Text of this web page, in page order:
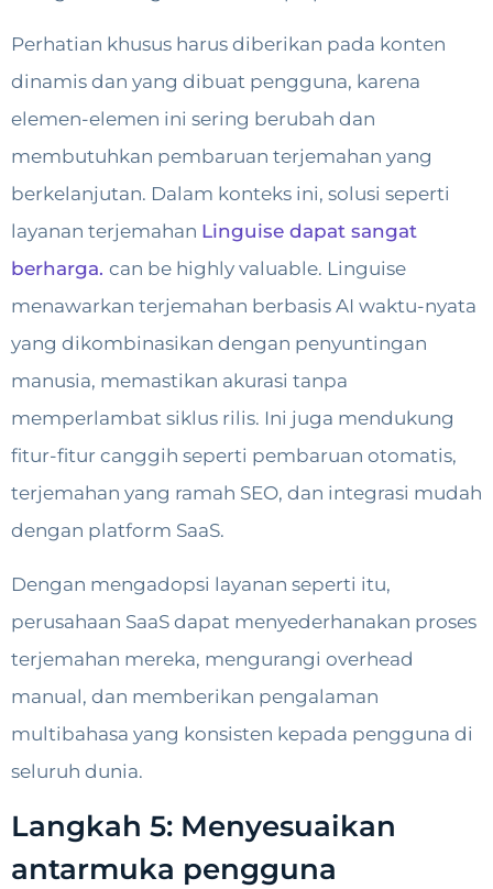
Perhatian khusus harus diberikan pada konten
dinamis dan yang dibuat pengguna, karena
elemen-elemen ini sering berubah dan
membutuhkan pembaruan terjemahan yang
berkelanjutan. Dalam konteks ini, solusi seperti
layanan terjemahan Linguise dapat sangat
berharga. can be highly valuable. Linguise
menawarkan terjemahan berbasis AI waktu-nyata
yang dikombinasikan dengan penyuntingan
manusia, memastikan akurasi tanpa
memperlambat siklus rilis. Ini juga mendukung
fitur-fitur canggih seperti pembaruan otomatis,
terjemahan yang ramah SEO, dan integrasi mudah
dengan platform SaaS.
Dengan mengadopsi layanan seperti itu,
perusahaan SaaS dapat menyederhanakan proses
terjemahan mereka, mengurangi overhead
manual, dan memberikan pengalaman
multibahasa yang konsisten kepada pengguna di
seluruh dunia.
Langkah 5: Menyesuaikan
antarmuka pengguna